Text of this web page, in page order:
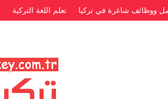
ووظائف شاغرة في تركيا تعلم اللغة التركية